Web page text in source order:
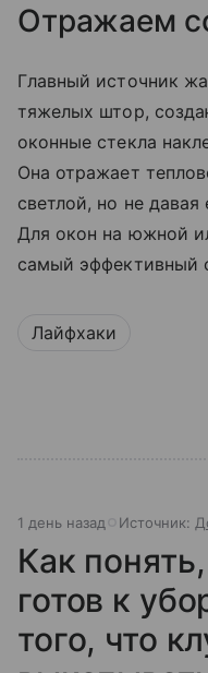
Отражаем
Главный источник
тяжелых штор,
оконные стекла
Она отражает
светлой, но не давая
Для окон на южной
самый эффективный
Лайфхаки
1 день назад Источник:
Как
готов к
того, что